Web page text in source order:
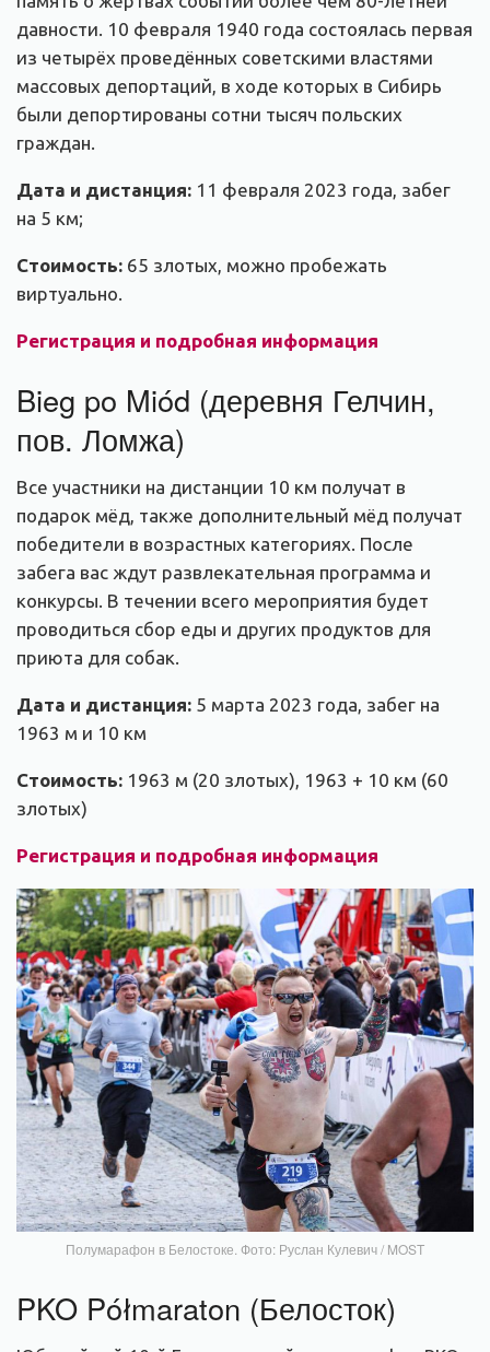
давности. 10 февраля 1940 года состоялась первая
из четырёх проведённых советскими властями
массовых депортаций, в ходе которых в Сибирь
были депортированы сотни тысяч польских
граждан.
Дата и дистанция: 11 февраля 2023 года, забег
на 5 км;
Стоимость: 65 злотых, можно пробежать
виртуально.
Регистрация и подробная информация
Bieg po Miód (деревня Гелчин,
пов. Ломжа)
Все участники на дистанции 10 км получат в
подарок мёд, также дополнительный мёд получат
победители в возрастных категориях. После
забега вас ждут развлекательная программа и
конкурсы. В течении всего мероприятия будет
проводиться сбор еды и других продуктов для
приюта для собак.
Дата и дистанция: 5 марта 2023 года, забег на
1963 м и 10 км
Стоимость: 1963 м (20 злотых), 1963 + 10 км (60
злотых)
Регистрация и подробная информация
Полумарафон в Белостоке. Фото: Руслан Кулевич / MOST
PKO Półmaraton (Белосток)